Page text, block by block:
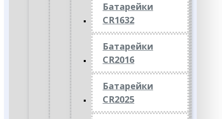
Батарейки
CR1632
Батарейки
CR2016
Батарейки
CR2025